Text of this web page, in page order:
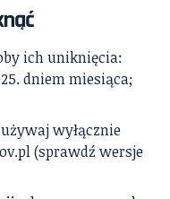
ich uniknięcia:
dniem miesiąca;
wyłącznie
(sprawdź wersje